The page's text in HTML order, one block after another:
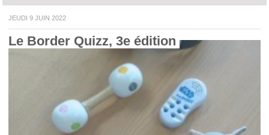
JEUDI 9 JUIN 2022
Le Border Quizz, 3e édition